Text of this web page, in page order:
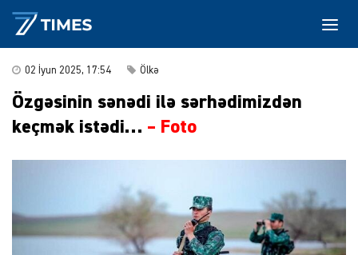
02 İyun 2025, 17:54 Ölkə
Özgəsinin sənədi ilə sərhədimizdən
keçmək istədi… – Foto